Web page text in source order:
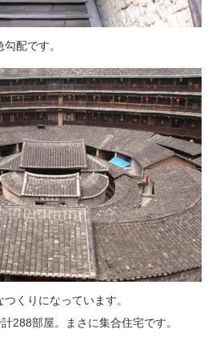
配です。
くりになっています。
288部屋。まさに集合住宅です。